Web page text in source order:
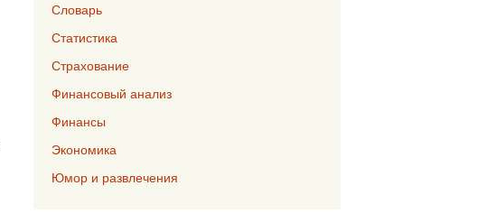
Словарь
Статистика
Страхование
Финансовый анализ
Финансы
Экономика
Юмор и развлечения